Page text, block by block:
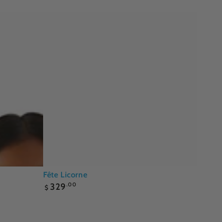
Fête
Licorne
Fête Licorne
Prix
normal
$ 329 .00